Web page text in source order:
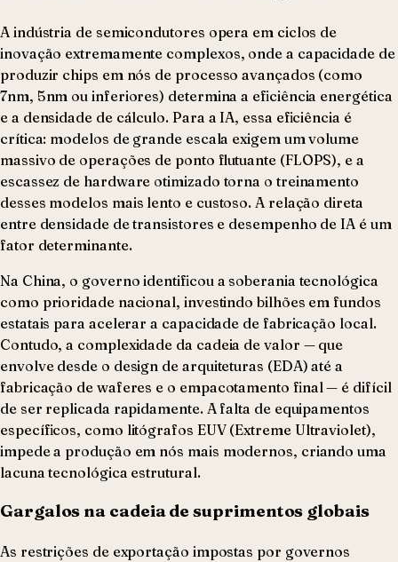
A indústria de semicondutores opera em ciclos de
inovação extremamente complexos, onde a capacidade de
produzir chips em nós de processo avançados (como
7nm, 5nm ou inferiores) determina a eficiência energética
e a densidade de cálculo. Para a IA, essa eficiência é
crítica: modelos de grande escala exigem um volume
massivo de operações de ponto flutuante (FLOPS), e a
escassez de hardware otimizado torna o treinamento
desses modelos mais lento e custoso. A relação direta
entre densidade de transistores e desempenho de IA é um
fator determinante.
Na China, o governo identificou a soberania tecnológica
como prioridade nacional, investindo bilhões em fundos
estatais para acelerar a capacidade de fabricação local.
Contudo, a complexidade da cadeia de valor — que
envolve desde o design de arquiteturas (EDA) até a
fabricação de waferes e o empacotamento final — é difícil
de ser replicada rapidamente. A falta de equipamentos
específicos, como litógrafos EUV (Extreme Ultraviolet),
impede a produção em nós mais modernos, criando uma
lacuna tecnológica estrutural.
Gargalos na cadeia de suprimentos globais
As restrições de exportação impostas por governos